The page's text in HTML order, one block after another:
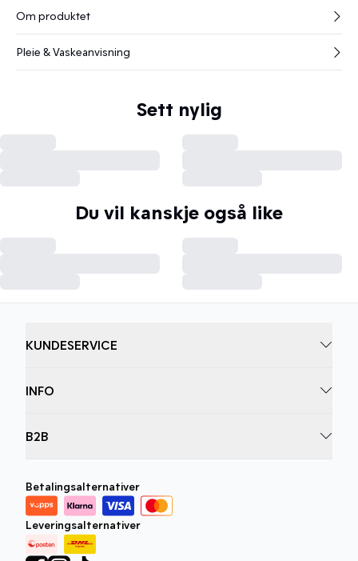
Om produktet
Pleie & Vaskeanvisning
Sett nylig
Du vil kanskje også like
KUNDESERVICE
INFO
B2B
Betalingsalternativer
Leveringsalternativer